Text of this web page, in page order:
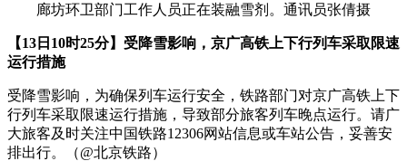
廊坊环卫部门工作人员正在装融雪剂。通讯员张倩摄
【13日10时25分】受降雪影响，京广高铁上下行列车采取限速
运行措施
受降雪影响，为确保列车运行安全，铁路部门对京广高铁上下
行列车采取限速运行措施，导致部分旅客列车晚点运行。请广
大旅客及时关注中国铁路12306网站信息或车站公告，妥善安
排出行。（@北京铁路）